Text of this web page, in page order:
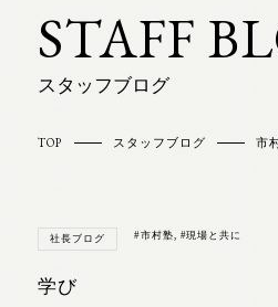
STAFF
スタッフブログ
TOP スタッフブログ 市
社長ブログ #市村塾, #現場と共に
学び